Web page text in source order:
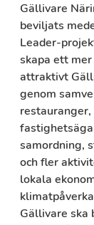
Gällivare
beviljats
Leader-
skapa ett
attraktivt
genom
samordning,
och fler
lokala
Gällivare ska